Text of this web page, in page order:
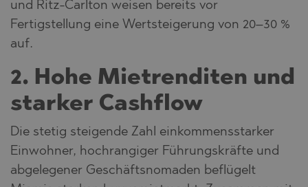
und Ritz-Carlton weisen bereits vor
Fertigstellung eine Wertsteigerung von 20–30 %
auf.
2. Hohe Mietrenditen und
starker Cashflow
Die stetig steigende Zahl einkommensstarker
Einwohner, hochrangiger Führungskräfte und
abgelegener Geschäftsnomaden beflügelt